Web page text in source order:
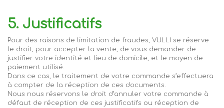
5. Justificatifs
Pour des raisons de limitation de fraudes, VU LLI se réserve
le droit, pour accepter la vente, de vous demander de
justifier votre identité et lieu de domicile, et le moyen de
paiement utilisé.
Dans ce cas, le traitement de votre commande s’effectuera
à compter de la réception de ces documents.
Nous nous réservons le droit d’annuler votre commande à
défaut de réception de ces justificatifs ou réception de